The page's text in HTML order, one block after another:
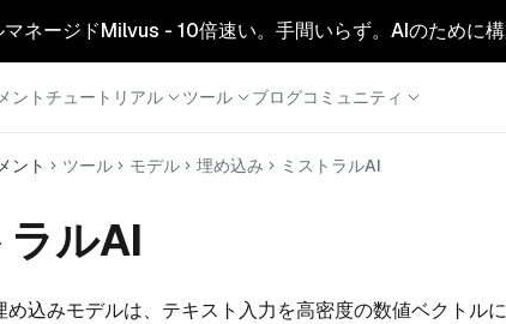
ネージドMilvus - 10倍速い。手間いらず。AIのために構
ント チュートリアル ツール ブログコミュニティ
ント ツール モデル 埋め込み ミストラルAI
ラルAI
め込みモデルは、テキスト入力を高密度の数値ベクトル